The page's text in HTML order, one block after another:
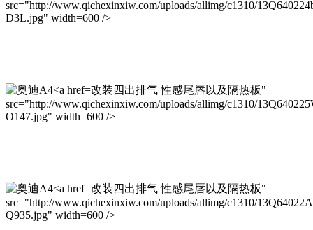
src="http://www.qichexinxiw.com/uploads/allimg/c1310/
D3L.jpg" width=600 />
改装四出排气 性感尾唇以及隔热板"
src="http://www.qichexinxiw.com/uploads/allimg/c1310/
O147.jpg" width=600 />
改装四出排气 性感尾唇以及隔热板"
src="http://www.qichexinxiw.com/uploads/allimg/c1310/
Q935.jpg" width=600 />